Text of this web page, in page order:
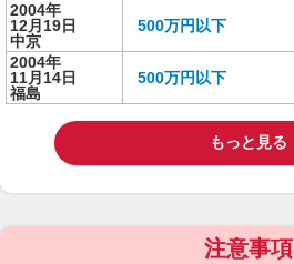
2004年
12月19日
中京
500万円以下
2004年
11月14日
福島
500万円以下
もっと見る
注意事項